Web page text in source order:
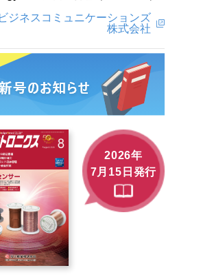
ジネスコミュニケーションズ
株式会社
2026年
7月15日発行